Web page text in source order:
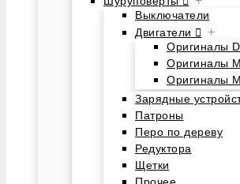
Выключатели
Двигатели
+
Оригиналы
Оригиналы
Оригиналы
Зарядные
Патроны
Перо по дереву
Редуктора
Щетки